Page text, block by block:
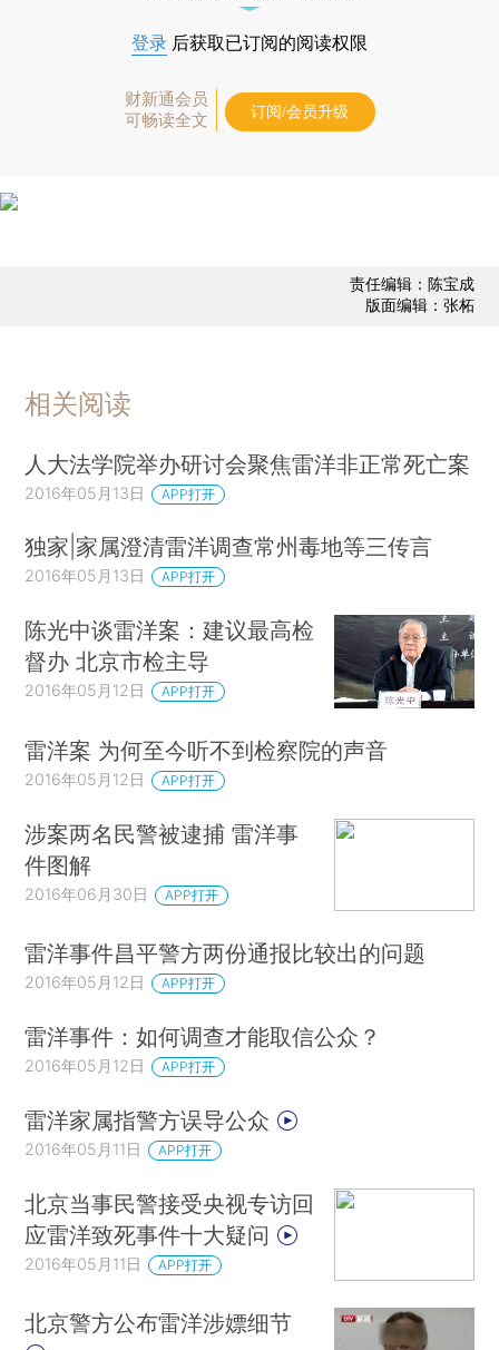
登录 后获取已订阅的阅读权限
财新通会员
可畅读全文
订阅/会员升级
责任编辑：陈宝成
版面编辑：张柘
相关阅读
人大法学院举办研讨会聚焦雷洋非正常死亡案
2016年05月13日 APP打开
独家|家属澄清雷洋调查常州毒地等三传言
2016年05月13日 APP打开
陈光中谈雷洋案：建议最高检
督办 北京市检主导
2016年05月12日 APP打开
雷洋案 为何至今听不到检察院的声音
2016年05月12日 APP打开
涉案两名民警被逮捕 雷洋事
件图解
2016年06月30日 APP打开
雷洋事件昌平警方两份通报比较出的问题
2016年05月12日 APP打开
雷洋事件：如何调查才能取信公众？
2016年05月12日 APP打开
雷洋家属指警方误导公众
2016年05月11日 APP打开
北京当事民警接受央视专访回
应雷洋致死事件十大疑问
2016年05月11日 APP打开
北京警方公布雷洋涉嫖细节